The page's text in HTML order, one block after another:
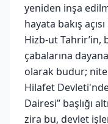
yeniden inşa
hayata bakış
Hizb-ut Tahrir’in,
çabalarına
olarak budur;
Hilafet
Dairesi” başlığı
zira bu, devlet